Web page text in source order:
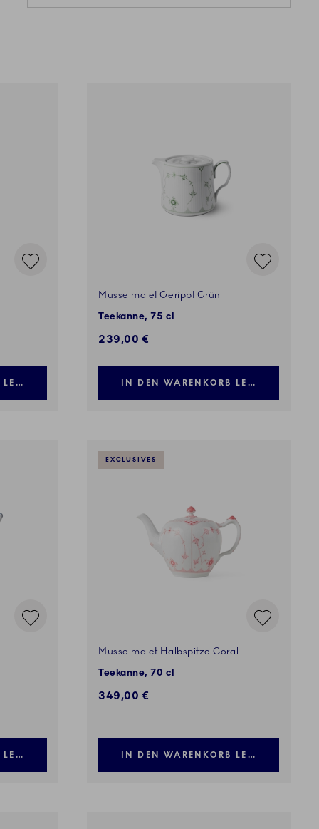
Musselmalet Gerippt Grün
Teekanne, 75 cl
239,00 €
IN DEN WARENKORB LEGEN
EXCLUSIVES
Musselmalet Halbspitze Coral
Teekanne, 70 cl
349,00 €
IN DEN WARENKORB LEGEN